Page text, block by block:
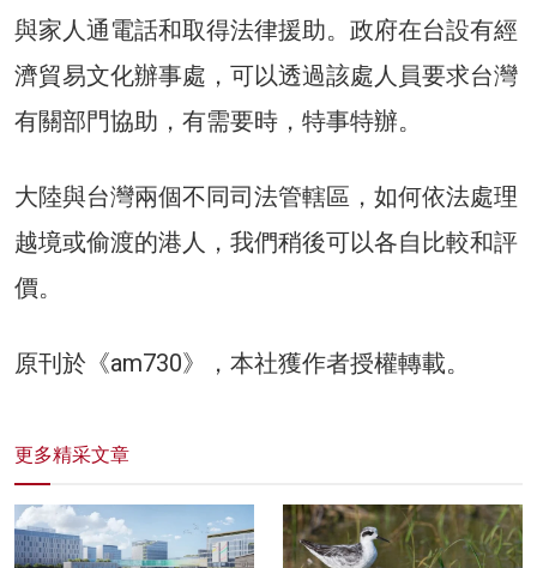
與家人通電話和取得法律援助。政府在台設有經
濟貿易文化辦事處，可以透過該處人員要求台灣
有關部門協助，有需要時，特事特辦。
大陸與台灣兩個不同司法管轄區，如何依法處理
越境或偷渡的港人，我們稍後可以各自比較和評
價。
原刊於《am730》，本社獲作者授權轉載。
更多精采文章